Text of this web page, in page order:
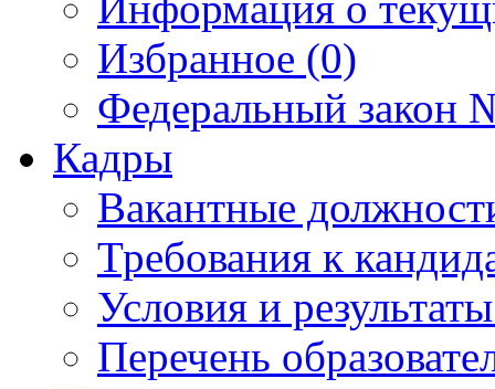
Избранное (0)
Федеральный закон
Кадры
Вакантные
Требования к
Условия и
Перечень